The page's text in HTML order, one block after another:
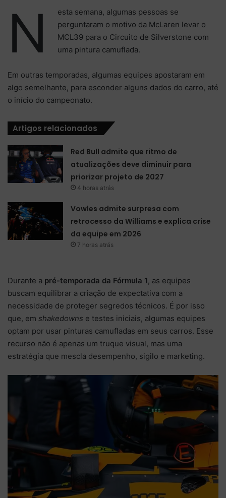
N
esta semana, algumas pessoas se
perguntaram o motivo da McLaren levar o
MCL39 para o Circuito de Silverstone com
uma pintura camuflada.
Em outras temporadas, algumas equipes apostaram em
algo semelhante, para esconder alguns dados do carro, até
o início do campeonato.
Artigos relacionados
Red Bull admite que ritmo de
atualizações deve diminuir para
priorizar projeto de 2027
4 horas atrás
Vowles admite surpresa com
retrocesso da Williams e explica crise
da equipe em 2026
7 horas atrás
Durante a pré-temporada da Fórmula 1, as equipes
buscam equilibrar a criação de expectativa com a
necessidade de proteger segredos técnicos. É por isso
que, em shakedowns e testes iniciais, algumas equipes
optam por usar pinturas camufladas em seus carros. Esse
recurso não é apenas um truque visual, mas uma
estratégia que mescla desempenho, sigilo e marketing.